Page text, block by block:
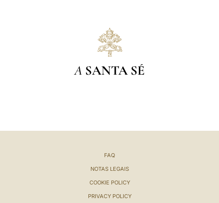
A SANTA SÉ
FAQ
NOTAS LEGAIS
COOKIE POLICY
PRIVACY POLICY